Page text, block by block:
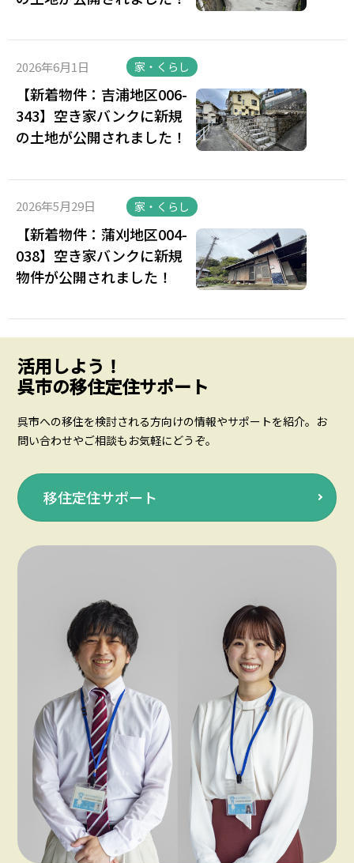
2026年6月1日 家・くらし
【新着物件：吉浦地区006-
343】空き家バンクに新規
の土地が公開されました！
2026年5月29日 家・くらし
【新着物件：蒲刈地区004-
038】空き家バンクに新規
物件が公開されました！
活用しよう！
呉市の移住定住サポート
呉市への移住を検討される方向けの情報やサポートを紹介。お
問い合わせやご相談もお気軽にどうぞ。
移住定住サポート